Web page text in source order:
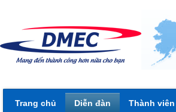
Trang chủ Diễn đàn Thành viên